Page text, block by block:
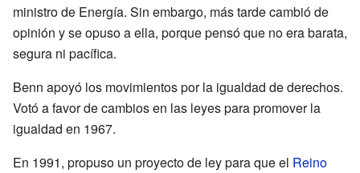
ministro de Energía. Sin embargo, más tarde cambió de
opinión y se opuso a ella, porque pensó que no era barata,
segura ni pacífica.
Benn apoyó los movimientos por la igualdad de derechos.
Votó a favor de cambios en las leyes para promover la
igualdad en 1967.
En 1991, propuso un proyecto de ley para que el Reino